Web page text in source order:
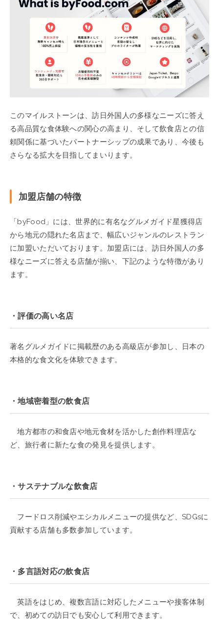
このマイルストーンは、訪日外国人の多様なニーズに答え
る高品質な食体験への関心の高まり、そして飲食店との信
頼関係に基づいたパートナーシップの成果であり、今後も
さらなる拡大を目指してまいります。
加盟店舗の特徴
「byFood」には、世界的に有名なグルメガイド星獲得店
から地元の隠れた名店まで、幅広いジャンルのレストラン
に加盟いただいております。加盟店には、訪日外国人の多
様なニーズに答える店舗が揃い、下記のような特徴があり
ます。
・評価の高い名店
著名グルメガイドに掲載歴のある高級店が参加し、日本の
本格的な食文化を体験できます。
・地域密着型の飲食店
地方都市の和食店や地元食材を活かした創作料理店な
ど、旅行者に新たな食の発見を提供します。
・サステナブルな飲食店
フードロス削減やエシカルメニューの提供など、SDGsに
貢献する店舗も多数参加しています。
・多言語対応の飲食店
英語をはじめ、複数言語に対応したメニューや接客体制
で、初めての訪日でも安心して利用できます。